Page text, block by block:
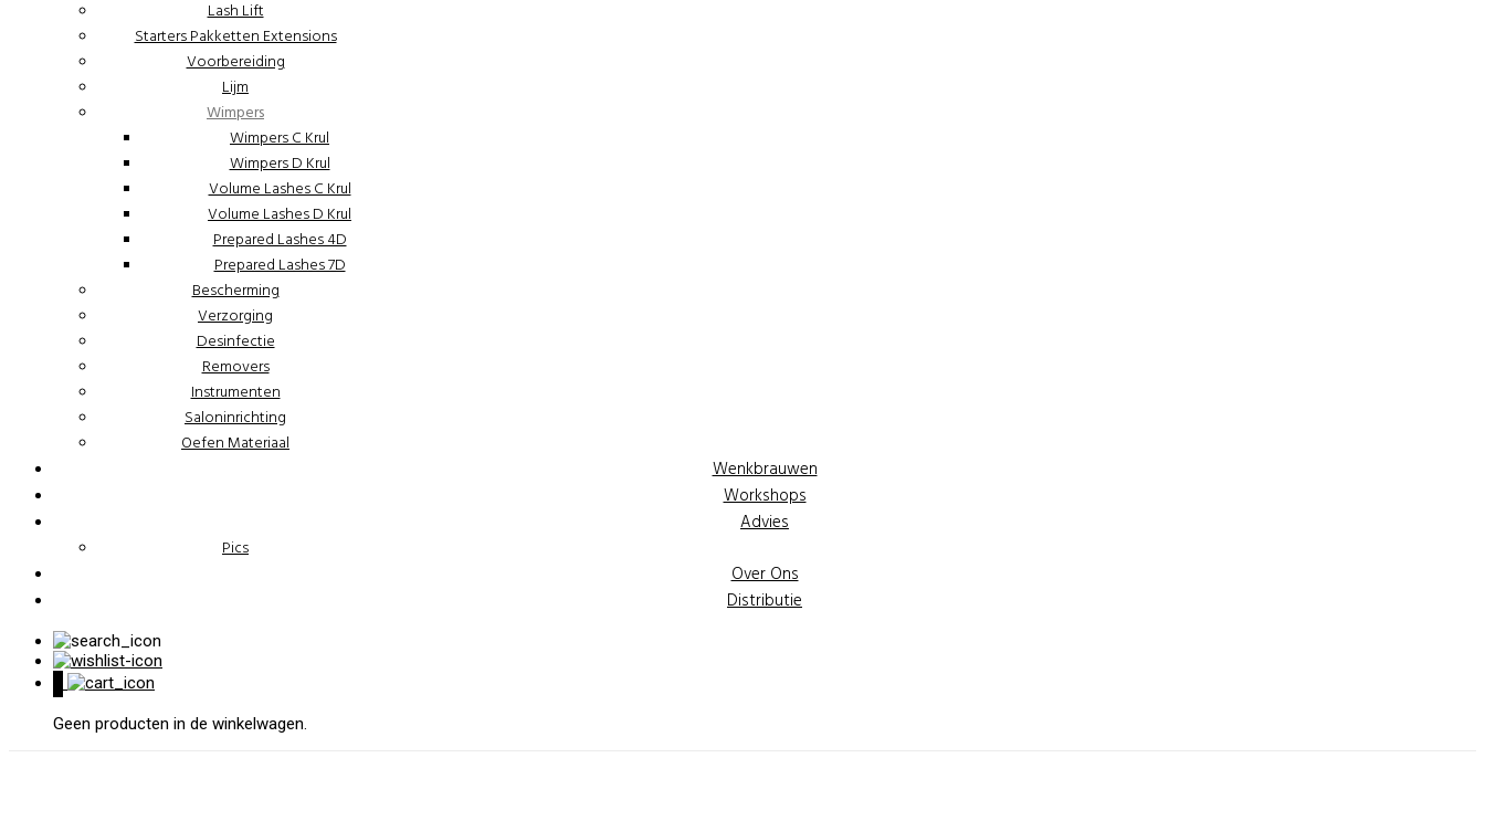
Lash Lift
Starters Pakketten Extensions
Voorbereiding
Lijm
Wimpers
Wimpers C Krul
Wimpers D Krul
Volume Lashes C Krul
Volume Lashes D Krul
Prepared Lashes 4D
Prepared Lashes 7D
Bescherming
Verzorging
Desinfectie
Removers
Instrumenten
Saloninrichting
Oefen Materiaal
Wenkbrauwen
Workshops
Advies
Pics
Over Ons
Distributie
Geen producten in de winkelwagen.